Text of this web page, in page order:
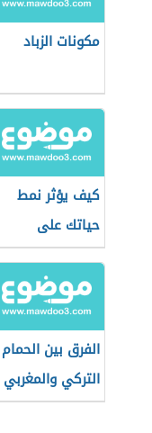
مكونات الزباد
كيف يؤثر نمط
حياتك على
طاقتك الإيجابية؟
الفرق بين الحمام
التركي والمغربي